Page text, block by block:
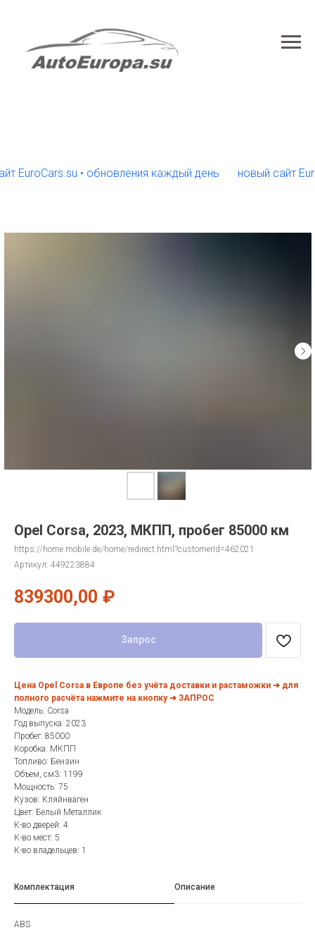
• обновления каждый день новый сайт
Opel Corsa, 2023, МКПП, пробег 85000 км
https://home.mobile.de/home/redirect.html?customerId=462021
Артикул: 449223884
839300,00 ₽
Запрос
Цена Opel Corsa в Европе без учёта доставки и растаможки ➜ для
полного расчёта нажмите на кнопку ➜ ЗАПРОС
Модель: Corsa
Год выпуска: 2023
Пробег: 85000
Коробка: МКПП
Топливо: Бензин
Объем, см3: 1199
Мощность: 75
Кузов: Кляйнваген
Цвет: Белый Металлик
К-во дверей: 4
К-во мест: 5
К-во владельцев: 1
Комплектация Описание
ABS